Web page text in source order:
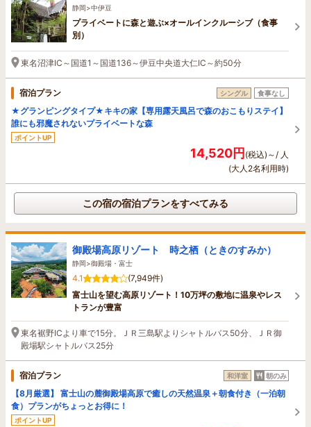
静岡>中伊豆
プライベートに森と遊ぶ×オールインクルーシブ（食事
別）
東名沼津IC～国道1～国道136～伊豆中央道大仁IC～約50分
宿泊プラン シングル 食事なし
★グランピングタイプ★キキの家【専用露天風呂で森のおこもりステイ】
誰にも邪魔されないプライベートな森
ポイントUP
14,520円(税込)～/ 人
(大人2名利用時)
この宿の宿泊プランをすべてみる
御殿場高原リゾート 時之栖（ときのすみか）
静岡>御殿場・富士
4.1
(7,949件)
富士山を望む高原リゾート！10万坪の敷地に温泉やレス
トランが豊富
東名裾野ICより車で15分。ＪＲ三島駅よりシャトルバス50分、ＪＲ御
殿場駅シャトルバス25分
宿泊プラン 和洋室 朝のみ
【8月厳選】 富士山の麓御殿場高原で癒しの天然温泉＋朝食付き（一泊朝
食）プランがちょっとお得に！
ポイントUP